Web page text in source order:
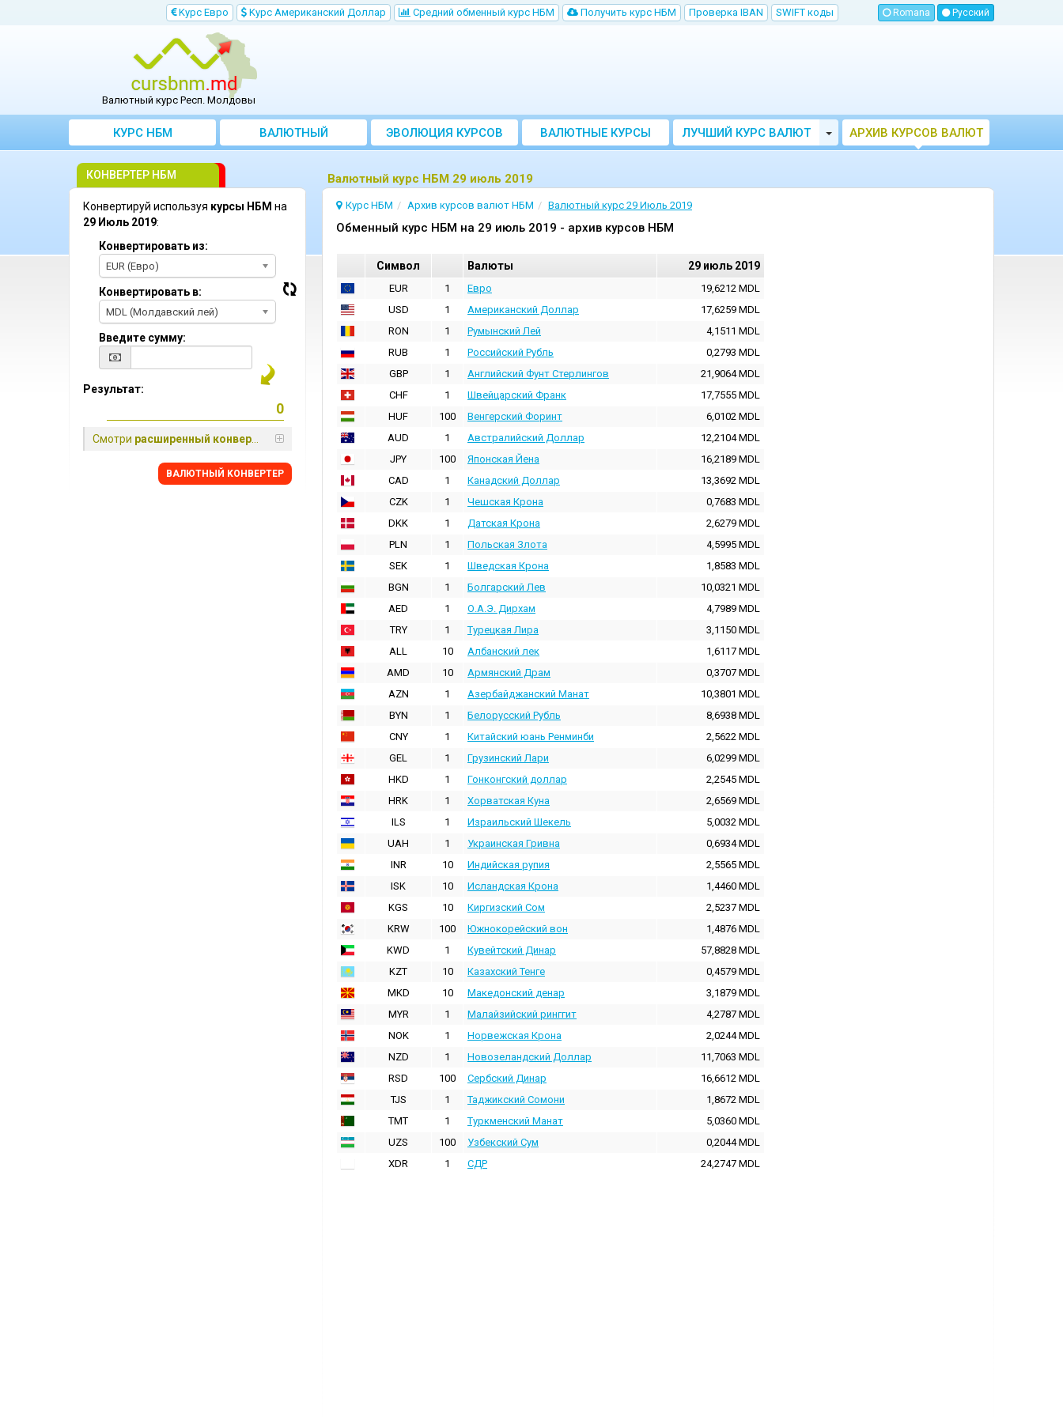
Kурс Евро Kурс Aмериканский Доллар Cредний обменный курс НБM Получить курс НБМ Проверка IBAN SWIFT коды Romana Русский
Валютный курс Респ. Молдовы
КУРС НБМ
BАЛЮТНЫЙ
KОНВЕРТЕР
ЭВОЛЮЦИЯ КУРСОВ
ВАЛЮТНЫЕ КУРСЫ
БАНКОВ
ЛУЧШИЙ КУРС ВАЛЮТ
МОЛДОВЫ
Toggle Dropdown
АРХИВ КУРСОВ ВАЛЮТ
НБМ
Bалютный курс НБМ 29 июль 2019
Курс НБМ Архив курсов валют НБМ Валютный курс 29 Июль 2019
Oбменный курс НБМ на 29 июль 2019 - архив курсов НБМ
Cимвол Валюты 29 июль 2019
EUR 1 Евро 19,6212 MDL
USD
1 Aмериканский Доллар 17,6259 MDL
RON
1 Румынский Лей 4,1511 MDL
RUB
1 Российский Рубль 0,2793 MDL
GBP
1 Английский Фунт Стерлингов 21,9064MDL
CHF
1 Швейцарский Франк 17,7555 MDL
HUF
100 Венгерский Форинт 6,0102 MDL
AUD
1 Австралийский Доллар 12,2104MDL
JPY
100 Японская Йена 16,2189 MDL
CAD
1 Канадский Доллар 13,3692 MDL
CZK
1 Чешская Крона 0,7683 MDL
DKK
1 Датская Крона 2,6279 MDL
PLN
1 Польская Злота 4,5995 MDL
SEK
1 Шведская Крона 1,8583 MDL
BGN
1 Болгарский Лев 10,0321 MDL
AED
1 О.А.Э. Дирхам 4,7989 MDL
TRY
1 Турецкая Лира 3,1150 MDL
ALL
10 Албанский лек 1,6117 MDL
AMD
10 Армянский Драм 0,3707 MDL
AZN
1 Азербайджанский Манат 10,3801 MDL
BYN
1 Белорусский Рубль 8,6938 MDL
CNY
1 Китайский юань Ренминби 2,5622 MDL
GEL
1 Грузинский Лари 6,0299 MDL
HKD
1 Гонконгский доллаp 2,2545 MDL
HRK
1 Хорватская Куна 2,6569 MDL
ILS
1 Израильский Шекель 5,0032 MDL
UAH
1 Украинская Гривна 0,6934MDL
INR
10 Индийская pупия 2,5565 MDL
ISK
10 Исландская Крона 1,4460 MDL
KGS
10 Киргизский Сом 2,5237 MDL
KRW
100 Южнокорейский вон 1,4876 MDL
KWD
1 Кувейтский Динар 57,8828 MDL
KZT
10 Казахский Тенге 0,4579 MDL
MKD
10 Македонский денар 3,1879 MDL
MYR
1 Малайзийский ринггит 4,2787 MDL
NOK
1 Норвежская Крона 2,0244MDL
NZD
1 Новозеландский Доллар 11,7063 MDL
RSD
100 Сербский Динар 16,6612 MDL
TJS
1 Таджикский Сомони 1,8672 MDL
TMT
1 Туркменский Манат 5,0360 MDL
UZS
100 Узбекский Сум 0,2044MDL
XDR
1 СДР 24,2747 MDL
КОНВЕРТЕР НБМ
Конвертируй используя курсы НБМ на
29 Июль 2019:
Конвертировать из:
EUR (Евро)
Конвертировать в:
MDL (Молдавский лей)
Введите сумму:
Результат:
Смотри расширенный конвертер
BАЛЮТНЫЙ KОНВЕРТЕР